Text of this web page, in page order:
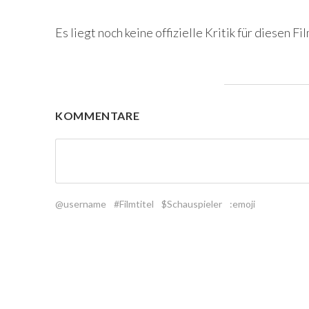
Es liegt noch keine offizielle Kritik für diesen
KOMMENTARE
@username #Filmtitel $Schauspieler :emoji